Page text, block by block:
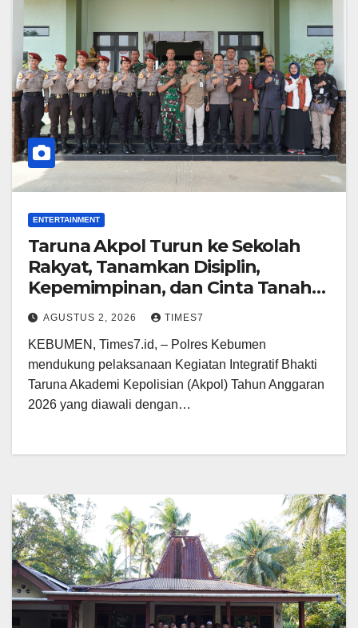
ENTERTAINMENT
Taruna Akpol Turun ke Sekolah
Rakyat, Tanamkan Disiplin,
Kepemimpinan, dan Cinta Tanah
Air di Kebumen
AGUSTUS 2, 2026 TIMES7
KEBUMEN, Times7.id, – Polres Kebumen
mendukung pelaksanaan Kegiatan Integratif Bhakti
Taruna Akademi Kepolisian (Akpol) Tahun Anggaran
2026 yang diawali dengan…